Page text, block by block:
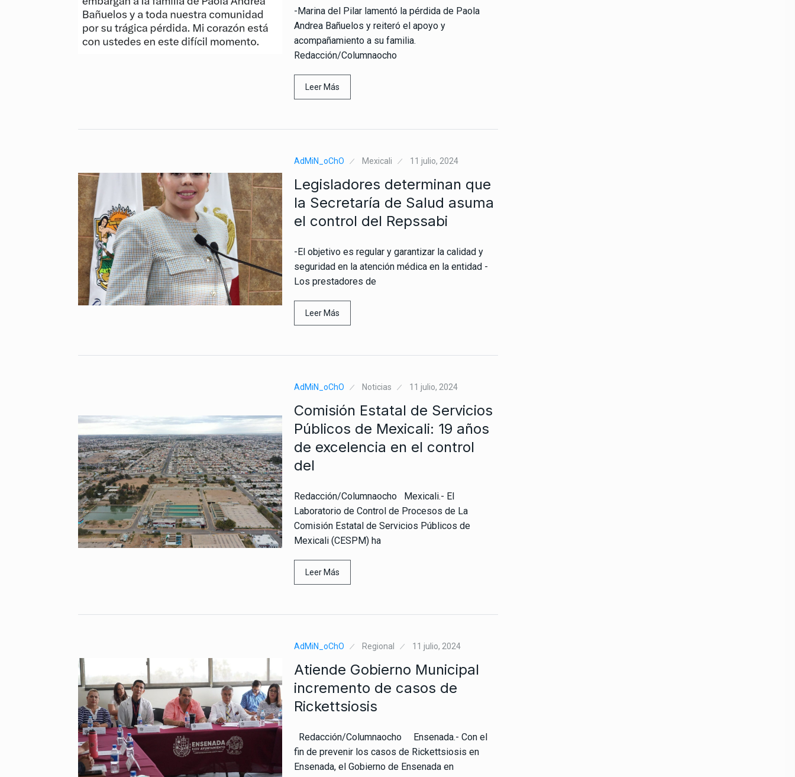
-Marina del Pilar lamentó la pérdida de Paola
Andrea Bañuelos y reiteró el apoyo y
acompañamiento a su familia.
Redacción/Columnaocho
Leer Más
AdMiN_oChO Mexicali 11 julio, 2024
Legisladores determinan que
la Secretaría de Salud asuma
el control del Repssabi
-El objetivo es regular y garantizar la calidad y
seguridad en la atención médica en la entidad -
Los prestadores de
Leer Más
AdMiN_oChO Noticias 11 julio, 2024
Comisión Estatal de Servicios
Públicos de Mexicali: 19 años
de excelencia en el control
del
Redacción/Columnaocho Mexicali.- El
Laboratorio de Control de Procesos de La
Comisión Estatal de Servicios Públicos de
Mexicali (CESPM) ha
Leer Más
AdMiN_oChO Regional 11 julio, 2024
Atiende Gobierno Municipal
incremento de casos de
Rickettsiosis
Redacción/Columnaocho Ensenada.- Con el
fin de prevenir los casos de Rickettsiosis en
Ensenada, el Gobierno de Ensenada en